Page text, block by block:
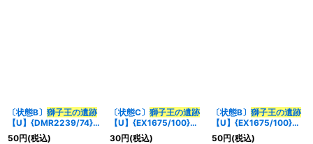
〔状態B〕 獅子王の遺跡
【U】{DMR2239/74}
《自然》
50円(税込)
〔状態C〕 獅子王の遺跡
【U】{EX1675/100}
《自然》
30円(税込)
〔状態B〕 獅子王の遺跡
【U】{EX1675/100}
《自然》
50円(税込)